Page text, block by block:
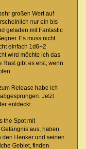
großen Wert auf
nur ein bis
geladen mit Fantastic
Es muss nicht
einfach 1d6+2
wird möchte ich das
Rast gibt es erst, wenn
Release habe ich
Jetzt
entdeckt.
the Spot mit
aus, haben
Henker und seinen
Gebiet, finden